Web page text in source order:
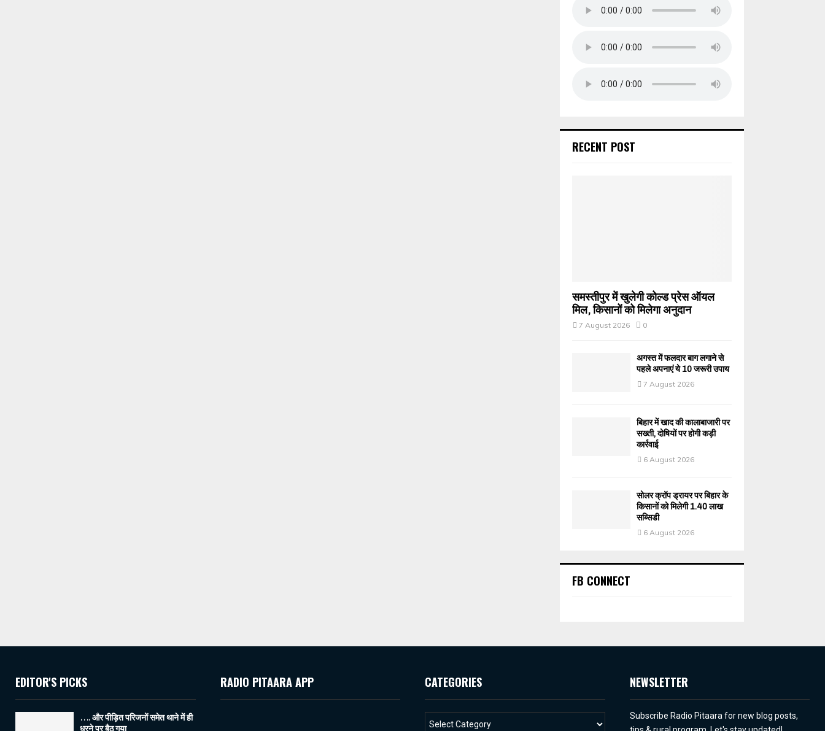
RECENT POST
समस्तीपुर में खुलेगी कोल्ड प्रेस ऑयल
मिल, किसानों को मिलेगा अनुदान
7 August 2026 0
अगस्त में फलदार बाग लगाने से
पहले अपनाएं ये 10 जरूरी उपाय
7 August 2026
बिहार में खाद की कालाबाजारी पर
सख्ती, दोषियों पर होगी कड़ी
कार्रवाई
6 August 2026
सोलर क्रॉप ड्रायर पर बिहार के
किसानों को मिलेगी 1.40 लाख
सब्सिडी
6 August 2026
FB CONNECT
EDITOR'S PICKS
…. और पीड़ित परिजनों समेत थाने में ही
धरने पर बैठ गया
RADIO PITAARA APP CATEGORIES NEWSLETTER
Subscribe Radio Pitaara for new blog posts,